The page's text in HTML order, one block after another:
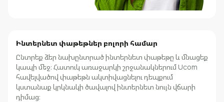
Ինտերնետ փաթեթներ բոլորի համար
Ընտրեք ձեր նախընտրած ինտերնետ փաթեթը և մնացեք
կապի մեջ։ Հատուկ առաջարկի շրջանակներում Ucom
հավելվածով փաթեթն ակտիվացնելու դեպքում
կստանաք կրկնակի ծավալով ինտերնետ նույն վճարի
դիմաց։